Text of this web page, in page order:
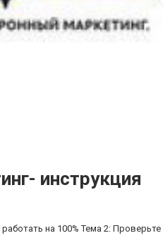
инструкция
на 100% Тема 2: Проверьте